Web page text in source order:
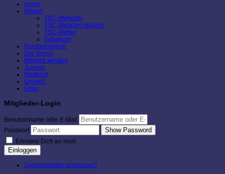
Home
Aktuell
TSC-Webcam
TSC-Webcam Malche
TSC-Wetter
Instagram
Rundschreiben
Der Verein
Mitglied werden
Jugend
Wettfahrt
Umwelt
Links
Mitglieder-Login
Benutzername oder E-Mail
Passwort
Show Password
Erinnere Dich an mich
Einloggen
Zugangsdaten vergessen?